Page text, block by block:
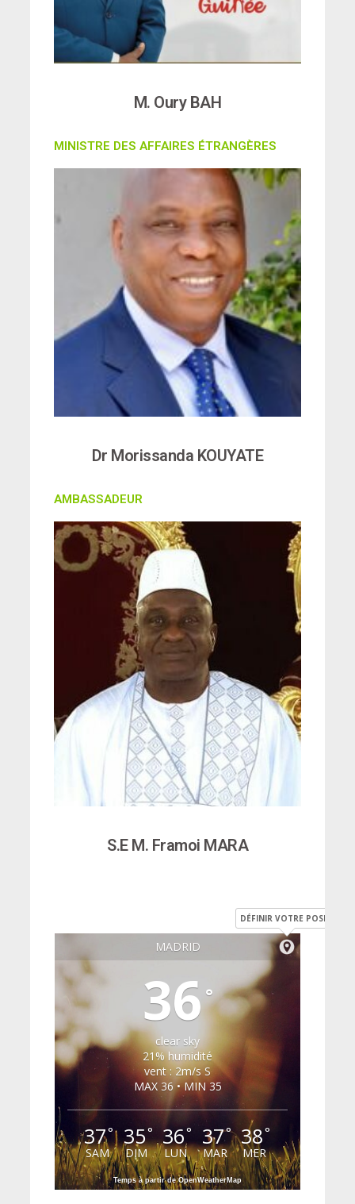
M. Oury BAH
MINISTRE DES AFFAIRES ÉTRANGÈRES
Dr Morissanda KOUYATE
AMBASSADEUR
S.E M. Framoi MARA
MADRID
DÉFINIR VOTRE POSITION
36°
clear sky
21% humidité
vent : 2m/s S
MAX 36 • MIN 35
37°
SAM
35°
DIM
36°
LUN
37°
MAR
38°
MER
Temps à partir de OpenWeatherMap